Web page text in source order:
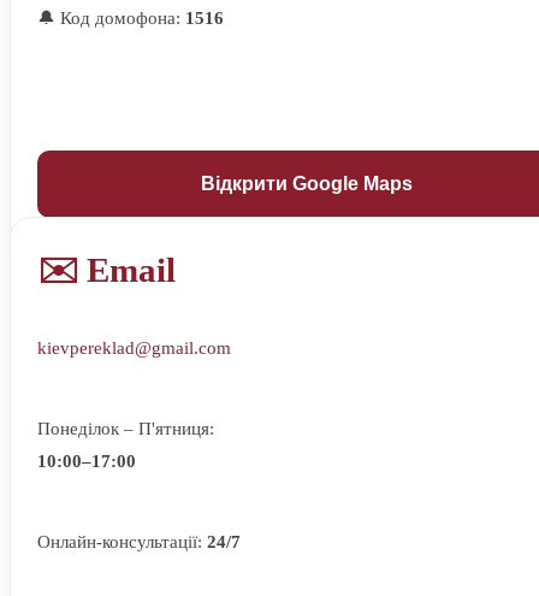
🔔 Код домофона: 1516
Відкрити Google Maps
✉️ Email
kievpereklad@gmail.com
Понеділок – П'ятниця:
10:00–17:00
Онлайн-консультації: 24/7